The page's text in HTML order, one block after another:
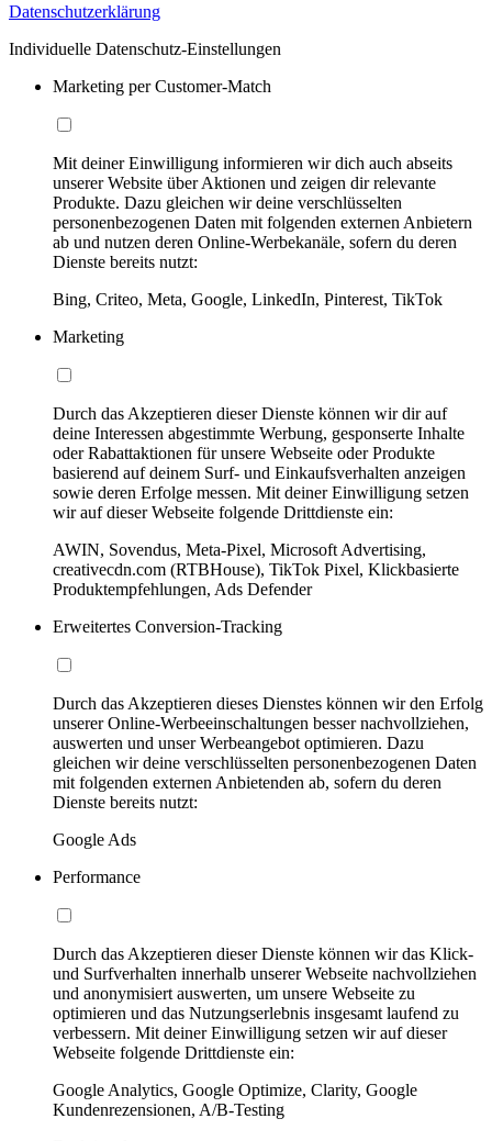
Datenschutzerklärung
Individuelle Datenschutz-Einstellungen
Marketing per Customer-Match
Mit deiner Einwilligung informieren wir dich auch abseits
unserer Website über Aktionen und zeigen dir relevante
Produkte. Dazu gleichen wir deine verschlüsselten
personenbezogenen Daten mit folgenden externen Anbietern
ab und nutzen deren Online-Werbekanäle, sofern du deren
Dienste bereits nutzt:
Bing, Criteo, Meta, Google, LinkedIn, Pinterest, TikTok
Marketing
Durch das Akzeptieren dieser Dienste können wir dir auf
deine Interessen abgestimmte Werbung, gesponserte Inhalte
oder Rabattaktionen für unsere Webseite oder Produkte
basierend auf deinem Surf- und Einkaufsverhalten anzeigen
sowie deren Erfolge messen. Mit deiner Einwilligung setzen
wir auf dieser Webseite folgende Drittdienste ein:
AWIN, Sovendus, Meta-Pixel, Microsoft Advertising,
creativecdn.com (RTBHouse), TikTok Pixel, Klickbasierte
Produktempfehlungen, Ads Defender
Erweitertes Conversion-Tracking
Durch das Akzeptieren dieses Dienstes können wir den Erfolg
unserer Online-Werbeeinschaltungen besser nachvollziehen,
auswerten und unser Werbeangebot optimieren. Dazu
gleichen wir deine verschlüsselten personenbezogenen Daten
mit folgenden externen Anbietenden ab, sofern du deren
Dienste bereits nutzt:
Google Ads
Performance
Durch das Akzeptieren dieser Dienste können wir das Klick-
und Surfverhalten innerhalb unserer Webseite nachvollziehen
und anonymisiert auswerten, um unsere Webseite zu
optimieren und das Nutzungserlebnis insgesamt laufend zu
verbessern. Mit deiner Einwilligung setzen wir auf dieser
Webseite folgende Drittdienste ein:
Google Analytics, Google Optimize, Clarity, Google
Kundenrezensionen, A/B-Testing